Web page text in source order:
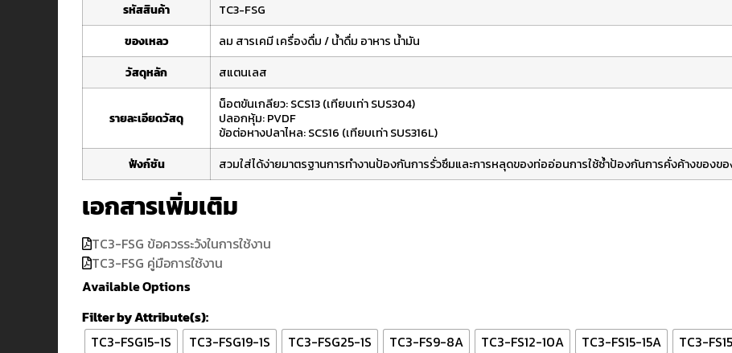
รหัสสินค้า
TC3-FSG
ของเหลว
ลม สารเคมีเครื่องดื่ม / น้ำดื่ม อาหาร น้ำมัน
วัสดุหลัก
สแตนเลส
รายละเอียดวัสดุ
น็อตขันเกลียว: SCS13 (เทียบเท่า SUS304)
ปลอกหุ้ม: PVDF
ข้อต่อหางปลาไหล: SCS16 (เทียบเท่า SUS316L)
ฟังก์ชัน
สวมใส่ได้ง่ายมาตรฐานการทำงานป้องกันการรั่วซึมและการหลุดของท่ออ่อนการใช้ซ้ำป้องกันการคั่งค้างของขอ
เอกสารเพิ่มเติม
TC3-FSG ข้อควรระวังในการใช้งาน
TC3-FSG คู่มือการใช้งาน
Available Options
Filter by Attribute(s):
TC3-FSG15-1S
TC3-FSG19-1S TC3-FSG25-1S TC3-FS9-8A TC3-FS12-10A TC3-FS15-15A TC3-